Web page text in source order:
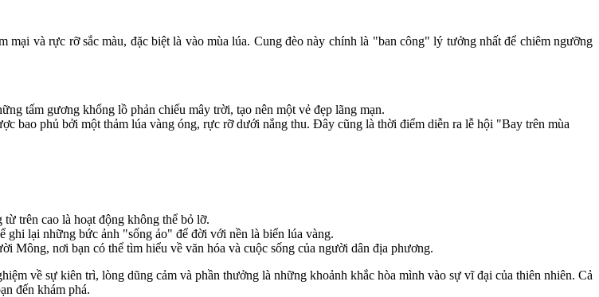
và rực rỡ sắc màu, đặc biệt là vào mùa lúa. Cung đèo này chính là "ban công" lý tưởng nhất để chiêm ngưỡng
tấm gương khổng lồ phản chiếu mây trời, tạo nên một vẻ đẹp lãng mạn.
bao phủ bởi một thảm lúa vàng óng, rực rỡ dưới nắng thu. Đây cũng là thời điểm diễn ra lễ hội "Bay trên mùa
trên cao là hoạt động không thể bỏ lỡ.
ghi lại những bức ảnh "sống ảo" để đời với nền là biển lúa vàng.
Mông, nơi bạn có thể tìm hiểu về văn hóa và cuộc sống của người dân địa phương.
về sự kiên trì, lòng dũng cảm và phần thưởng là những khoảnh khắc hòa mình vào sự vĩ đại của thiên nhiên. Cả
đến khám phá.